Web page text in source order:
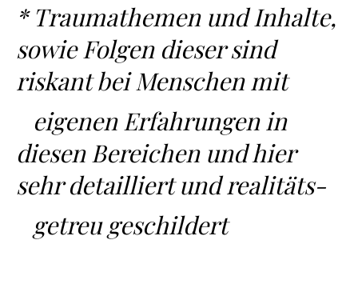
* Traumathemen und Inhalte,
sowie Folgen dieser sind
riskant bei Menschen mit
eigenen Erfahrungen in
diesen Bereichen und hier
sehr detailliert und realitäts-
getreu geschildert